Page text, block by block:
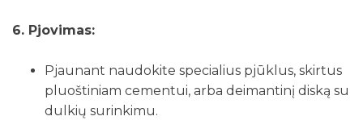
6. Pjovimas:
Pjaunant naudokite specialius pjūklus, skirtus
pluoštiniam cementui, arba deimantinį diską su
dulkių surinkimu.